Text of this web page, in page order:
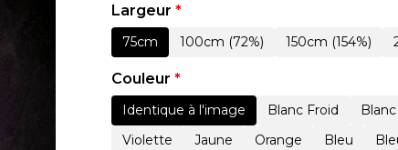
Largeur *
75cm 100cm (72%) 150cm (154%)
Couleur *
Identique à l'image Blanc Froid
Violette
Jaune Orange Bleu